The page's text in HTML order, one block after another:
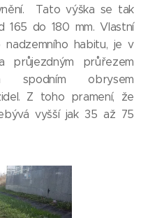
Tato výška se tak
165 do 180 mm. Vlastní
habitu, je v
průjezdným průřezem
spodním obrysem
Z toho pramení, že
vyšší jak 35 až 75